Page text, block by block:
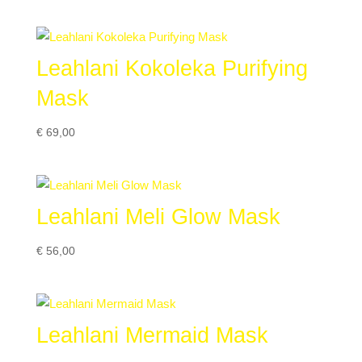
Leahlani Kokoleka Purifying
Mask
€69,00
Leahlani Meli Glow Mask
€56,00
Leahlani Mermaid Mask